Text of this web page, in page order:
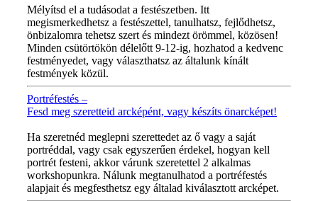
Mélyítsd el a tudásodat a festészetben. Itt
megismerkedhetsz a festészettel, tanulhatsz, fejlődhetsz,
önbizalomra tehetsz szert és mindezt örömmel, közösen!
Minden csütörtökön délelőtt 9-12-ig, hozhatod a kedvenc
festményedet, vagy választhatsz az általunk kínált
festmények közül.
Portréfestés –
Fesd meg szeretteid arcképént, vagy készíts önarcképet!
Ha szeretnéd meglepni szerettedet az ő vagy a saját
portréddal, vagy csak egyszerűen érdekel, hogyan kell
portrét festeni, akkor várunk szeretettel 2 alkalmas
workshopunkra. Nálunk megtanulhatod a portréfestés
alapjait és megfesthetsz egy általad kiválasztott arcképet.